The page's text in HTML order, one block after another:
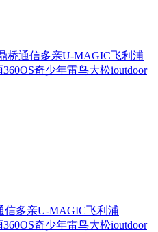
桥通信多亲U-MAGIC飞利浦
360OS奇少年雷鸟大松ioutdoor
信多亲U-MAGIC飞利浦
360OS奇少年雷鸟大松ioutdoor